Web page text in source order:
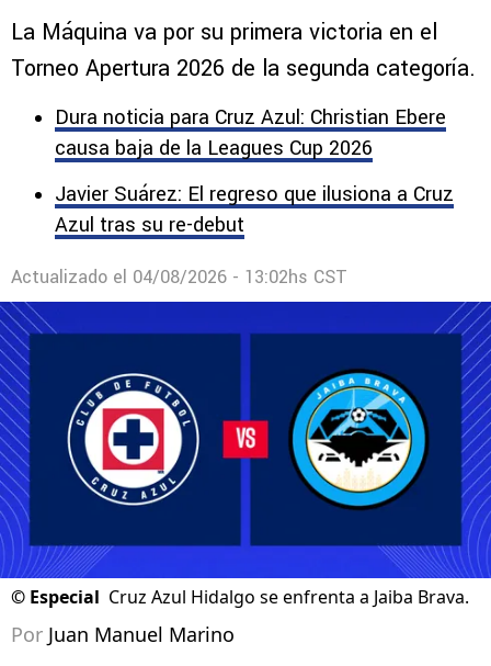
La Máquina va por su primera victoria en el
Torneo Apertura 2026 de la segunda categoría.
Dura noticia para Cruz Azul: Christian Ebere
causa baja de la Leagues Cup 2026
Javier Suárez: El regreso que ilusiona a Cruz
Azul tras su re-debut
Actualizado el 04/08/2026 - 13:02hs CST
© Especial Cruz Azul Hidalgo se enfrenta a Jaiba Brava.
Por Juan Manuel Marino